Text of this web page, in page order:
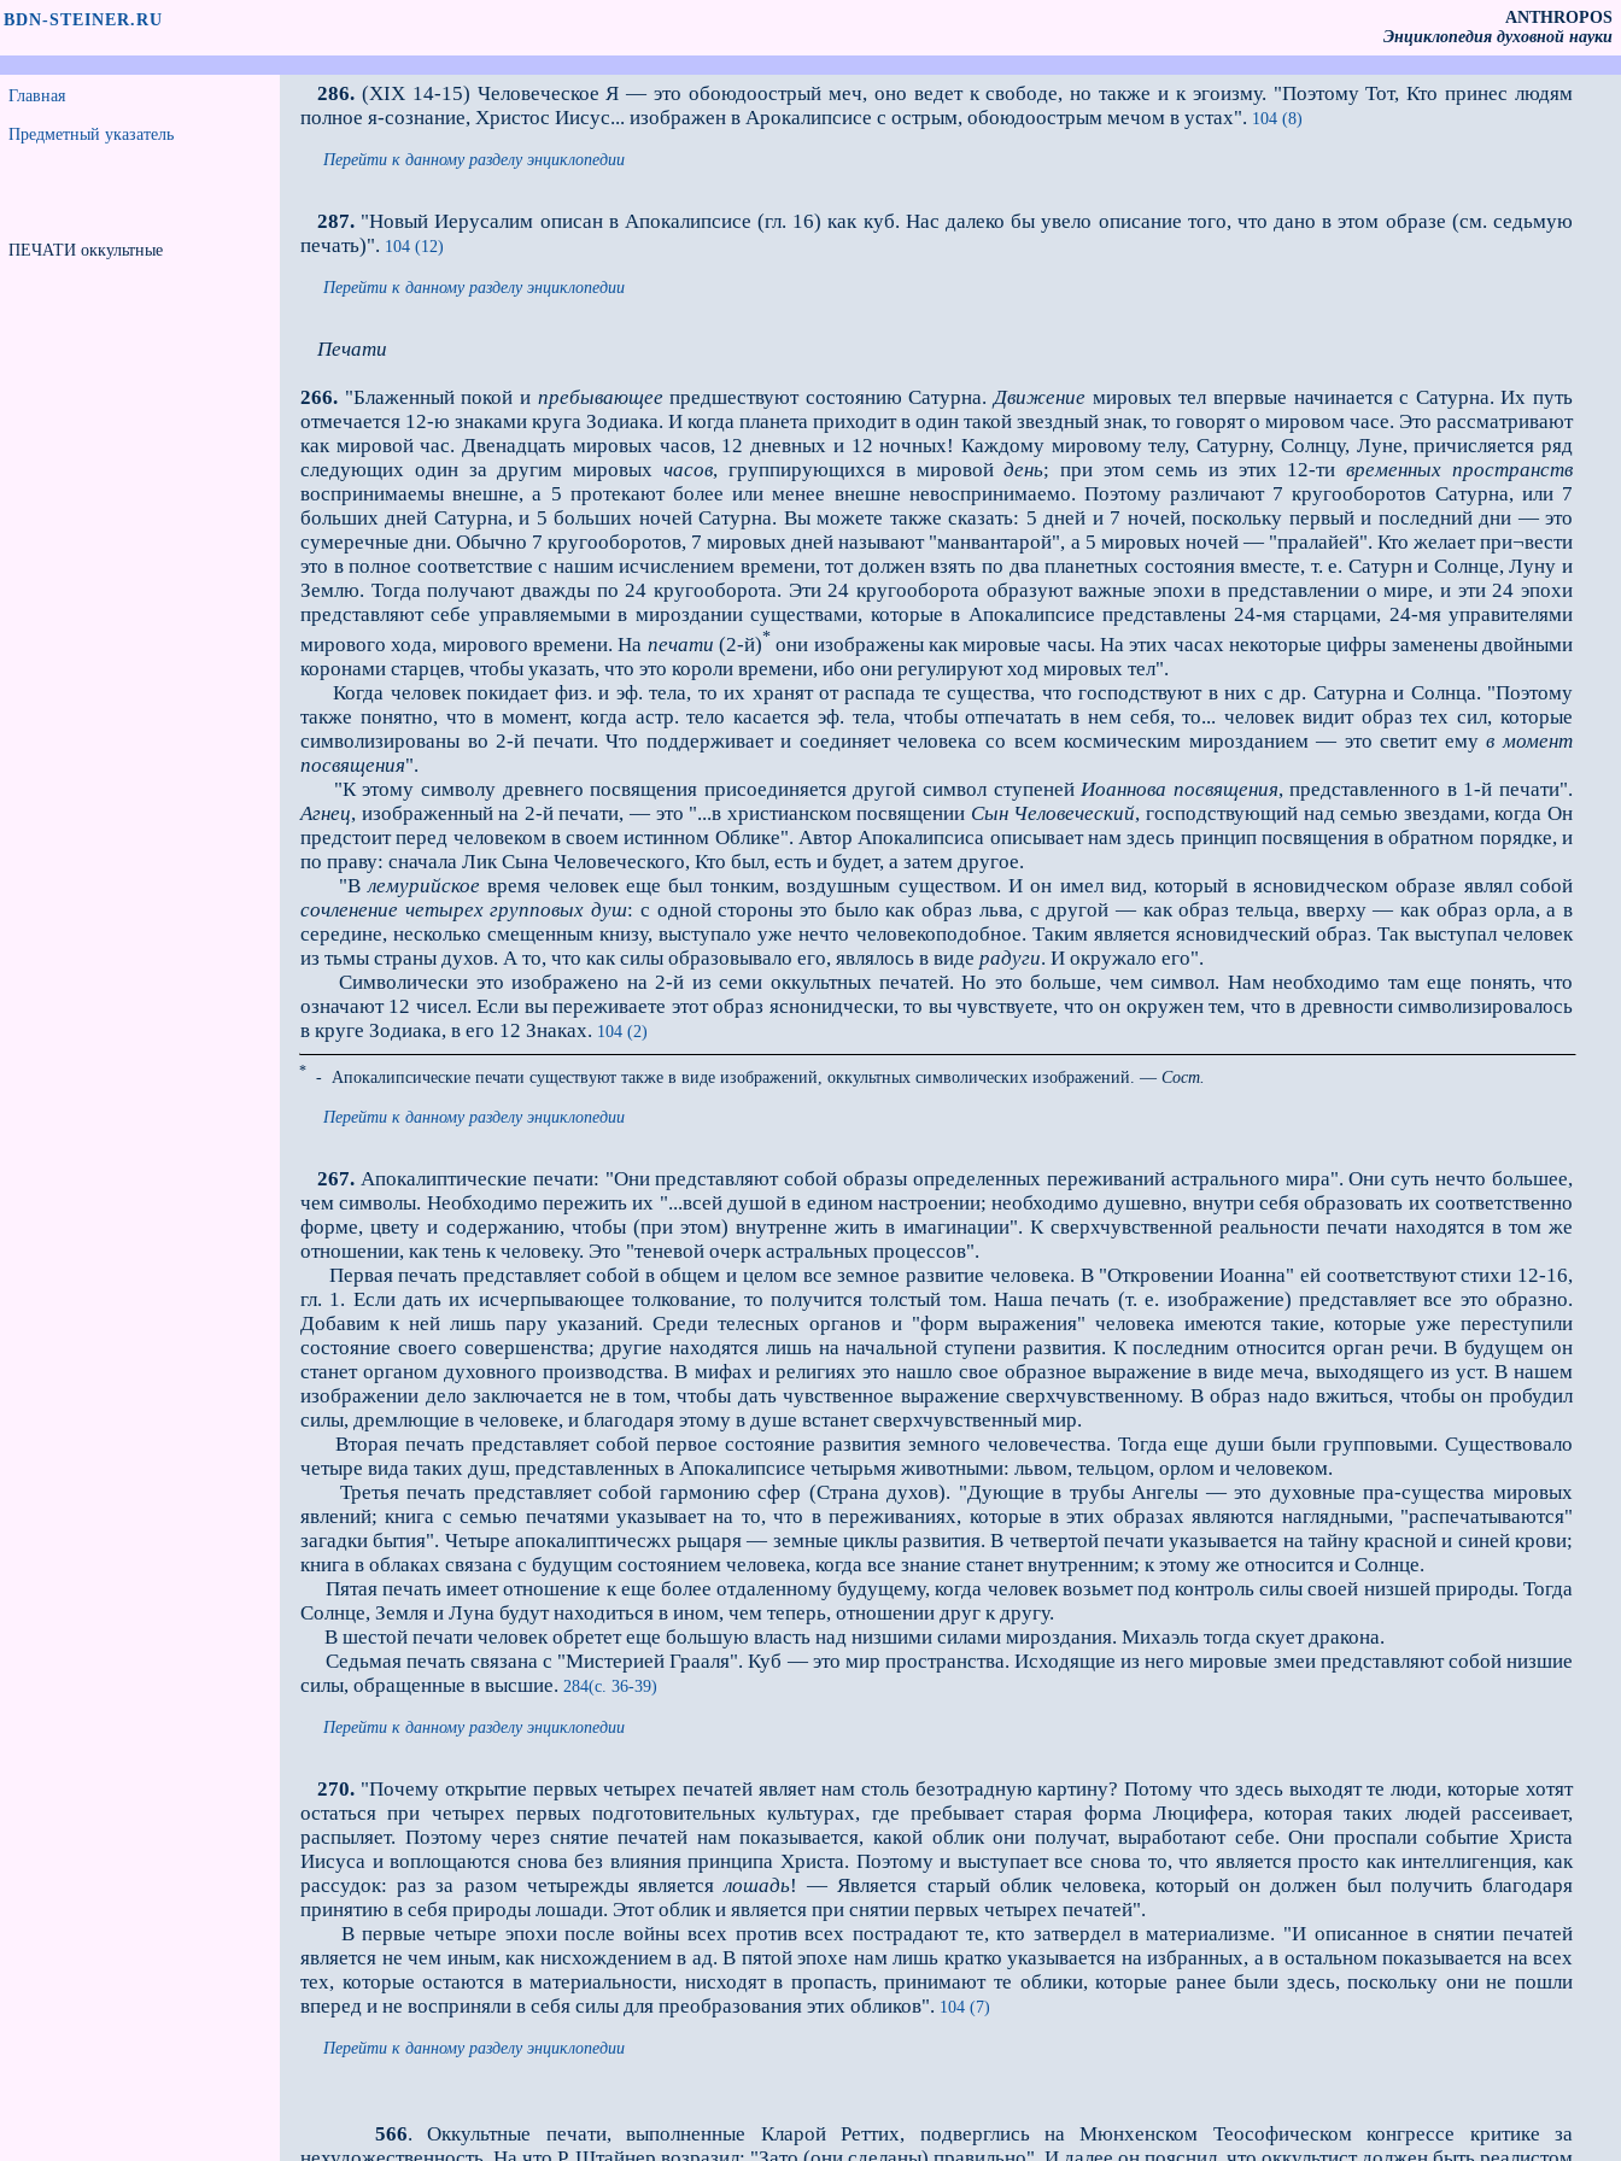
BDN-STEINER.RU
ANTHROPOS
Энциклопедия духовной науки
Главная
Предметный указатель
ПЕЧАТИ оккультные
286. (XIX 14-15) Человеческое Я — это обоюдоострый меч, оно ведет к свободе, но также и к эгоизму. "Поэтому Тот, Кто принес людям
полное я-сознание, Христос Иисус... изображен в Арокалипсисе с острым, обоюдоострым мечом в устах". 104 (8)
Перейти к данному разделу энциклопедии
287. "Новый Иерусалим описан в Апокалипсисе (гл. 16) как куб. Нас далеко бы увело описание того, что дано в этом образе (см. седьмую
печать)". 104 (12)
Перейти к данному разделу энциклопедии
Печати
266. "Блаженный покой и пребывающее предшествуют состоянию Сатурна.Движение мировых тел впервые начинается с Сатурна. Их путь
отмечается 12-ю знаками круга Зодиака. И когда планета приходит в один такой звездный знак, то говорят о мировом часе. Это рассматривают
как мировой час. Двенадцать мировых часов, 12 дневных и 12 ночных! Каждому мировому телу, Сатурну, Солнцу, Луне, причисляется ряд
следующих один за другим мировыхчасов, группирующихся в мировойдень; при этом семь из этих 12-тивременных пространств
воспринимаемы внешне, а 5 протекают более или менее внешне невоспринимаемо. Поэтому различают 7 кругооборотов Сатурна, или 7
больших дней Сатурна, и 5 больших ночей Сатурна. Вы можете также сказать: 5 дней и 7 ночей, поскольку первый и последний дни — это
сумеречные дни. Обычно 7 кругооборотов, 7 мировых дней называют "манвантарой", а 5 мировых ночей — "пралайей". Кто желает при¬вести
это в полное соответствие с нашим исчислением времени, тот должен взять по два планетных состояния вместе, т. е. Сатурн и Солнце, Луну и
Землю. Тогда получают дважды по 24 кругооборота. Эти 24 кругооборота образуют важные эпохи в представлении о мире, и эти 24 эпохи
представляют себе управляемыми в мироздании существами, которые в Апокалипсисе представлены 24-мя старцами, 24-мя управителями
мирового хода, мирового времени. На печати (2-й)* они изображены как мировые часы. На этих часах некоторые цифры заменены двойными
коронами старцев, чтобы указать, что это короли времени, ибо они регулируют ход мировых тел".
Когда человек покидает физ. и эф. тела, то их хранят от распада те существа, что господствуют в них с др. Сатурна и Солнца. "Поэтому
также понятно, что в момент, когда астр. тело касается эф. тела, чтобы отпечатать в нем себя, то... человек видит образ тех сил, которые
символизированы во 2-й печати. Что поддерживает и соединяет человека со всем космическим мирозданием — это светит емув момент
посвящения".
"К этому символу древнего посвящения присоединяется другой символ ступеней Иоаннова посвящения, представленного в 1-й печати".
Агнец, изображенный на 2-й печати, — это "...в христианском посвящении Сын Человеческий, господствующий над семью звездами, когда Он
предстоит перед человеком в своем истинном Облике". Автор Апокалипсиса описывает нам здесь принцип посвящения в обратном порядке, и
по праву: сначала Лик Сына Человеческого, Кто был, есть и будет, а затем другое.
"Влемурийское время человек еще был тонким, воздушным существом. И он имел вид, который в ясновидческом образе являл собой
сочленение четырех групповых душ: с одной стороны это было как образ льва, с другой — как образ тельца, вверху — как образ орла, а в
середине, несколько смещенным книзу, выступало уже нечто человекоподобное. Таким является ясновидческий образ. Так выступал человек
из тьмы страны духов. А то, что как силы образовывало его, являлось в виде радуги. И окружало его".
Символически это изображено на 2-й из семи оккультных печатей. Но это больше, чем символ. Нам необходимо там еще понять, что
означают 12 чисел. Если вы переживаете этот образ яснонидчески, то вы чувствуете, что он окружен тем, что в древности символизировалось
в круге Зодиака, в его 12 Знаках. 104 (2)
* - Апокалипсические печати существуют также в виде изображений, оккультных символических изображений. — Сост.
Перейти к данному разделу энциклопедии
267. Апокалиптические печати: "Они представляют собой образы определенных переживаний астрального мира". Они суть нечто большее,
чем символы. Необходимо пережить их "...всей душой в едином настроении; необходимо душевно, внутри себя образовать их соответственно
форме, цвету и содержанию, чтобы (при этом) внутренне жить в имагинации". К сверхчувственной реальности печати находятся в том же
отношении, как тень к человеку. Это "теневой очерк астральных процессов".
Первая печать представляет собой в общем и целом все земное развитие человека. В "Откровении Иоанна" ей соответствуют стихи 12-16,
гл. 1. Если дать их исчерпывающее толкование, то получится толстый том. Наша печать (т. е. изображение) представляет все это образно.
Добавим к ней лишь пару указаний. Среди телесных органов и "форм выражения" человека имеются такие, которые уже переступили
состояние своего совершенства; другие находятся лишь на начальной ступени развития. К последним относится орган речи. В будущем он
станет органом духовного производства. В мифах и религиях это нашло свое образное выражение в виде меча, выходящего из уст. В нашем
изображении дело заключается не в том, чтобы дать чувственное выражение сверхчувственному. В образ надо вжиться, чтобы он пробудил
силы, дремлющие в человеке, и благодаря этому в душе встанет сверхчувственный мир.
Вторая печать представляет собой первое состояние развития земного человечества. Тогда еще души были групповыми. Существовало
четыре вида таких душ, представленных в Апокалипсисе четырьмя животными: львом, тельцом, орлом и человеком.
Третья печать представляет собой гармонию сфер (Страна духов). "Дующие в трубы Ангелы — это духовные пра-существа мировых
явлений; книга с семью печатями указывает на то, что в переживаниях, которые в этих образах являются наглядными, "распечатываются"
загадки бытия". Четыре апокалиптичесжх рыцаря — земные циклы развития. В четвертой печати указывается на тайну красной и синей крови;
книга в облаках связана с будущим состоянием человека, когда все знание станет внутренним; к этому же относится и Солнце.
Пятая печать имеет отношение к еще более отдаленному будущему, когда человек возьмет под контроль силы своей низшей природы. Тогда
Солнце, Земля и Луна будут находиться в ином, чем теперь, отношении друг к другу.
В шестой печати человек обретет еще большую власть над низшими силами мироздания. Михаэль тогда скует дракона.
Седьмая печать связана с "Мистерией Грааля". Куб — это мир пространства. Исходящие из него мировые змеи представляют собой низшие
силы, обращенные в высшие. 284(с. 36-39)
Перейти к данному разделу энциклопедии
270. "Почему открытие первых четырех печатей являет нам столь безотрадную картину? Потому что здесь выходят те люди, которые хотят
остаться при четырех первых подготовительных культурах, где пребывает старая форма Люцифера, которая таких людей рассеивает,
распыляет. Поэтому через снятие печатей нам показывается, какой облик они получат, выработают себе. Они проспали событие Христа
Иисуса и воплощаются снова без влияния принципа Христа. Поэтому и выступает все снова то, что является просто как интеллигенция, как
рассудок: раз за разом четырежды являетсялошадь! — Является старый облик человека, который он должен был получить благодаря
принятию в себя природы лошади. Этот облик и является при снятии первых четырех печатей".
В первые четыре эпохи после войны всех против всех пострадают те, кто затвердел в материализме. "И описанное в снятии печатей
является не чем иным, как нисхождением в ад. В пятой эпохе нам лишь кратко указывается на избранных, а в остальном показывается на всех
тех, которые остаются в материальности, нисходят в пропасть, принимают те облики, которые ранее были здесь, поскольку они не пошли
вперед и не восприняли в себя силы для преобразования этих обликов". 104 (7)
Перейти к данному разделу энциклопедии
566. Оккультные печати, выполненные Кларой Реттих, подверглись на Мюнхенском Теософическом конгрессе критике за